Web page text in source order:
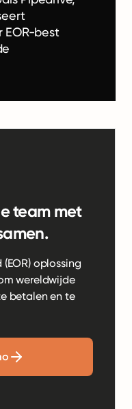
EOR-best
team met
oplossing
wereldwijde
betalen en te